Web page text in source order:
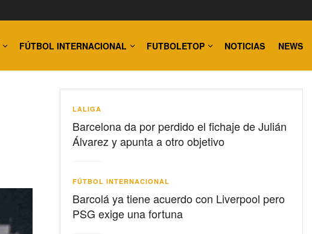
FÚTBOL INTERNACIONAL FUTBOLETOP NOTICIAS NEWS
LALIGA
Barcelona da por perdido el fichaje de Julián
Álvarez y apunta a otro objetivo
FÚTBOL INTERNACIONAL
Barcolá ya tiene acuerdo con Liverpool pero
PSG exige una fortuna